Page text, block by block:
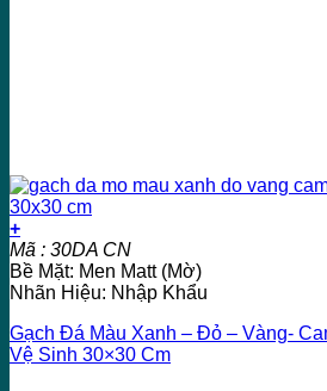
+
Mã : 30DA CN
Bề Mặt: Men Matt (Mờ)
Nhãn Hiệu: Nhập Khẩu
Gạch Đá Màu Xanh – Đỏ – Vàng-
Vệ Sinh 30×30 Cm